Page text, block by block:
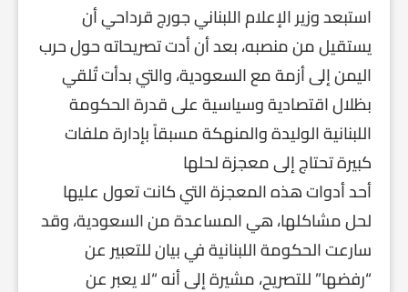
استبعد وزير الإعلام اللبناني جورج قرداحي أن
يستقيل من منصبه، بعد أن أدت تصريحاته حول حرب
اليمن إلى أزمة مع السعودية، والتي بدأت تُلقي
بظلال اقتصادية وسياسية على قدرة الحكومة
اللبنانية الوليدة والمنهكة مسبقاً بإدارة ملفات
كبيرة تحتاج إلى معجزة لحلها
أحد أدوات هذه المعجزة التي كانت تعول عليها
لحل مشاكلها، هي المساعدة من السعودية، وقد
سارعت الحكومة اللبنانية في بيان للتعبير عن
“رفضها” للتصريح، مشيرة إلى أنه “لا يعبر عن